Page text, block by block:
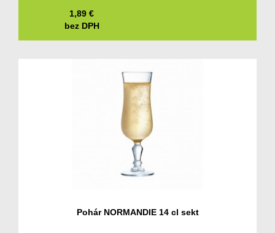
1,89 €
bez DPH
Pohár NORMANDIE 14 cl sekt